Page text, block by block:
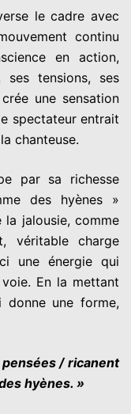
le cadre avec
continu
en action,
ses tensions, ses
une sensation
spectateur entrait
chanteuse.
par sa richesse
des hyènes »
jalousie, comme
véritable charge
une énergie qui
En la mettant
une forme,
/ ricanent
hyènes. »